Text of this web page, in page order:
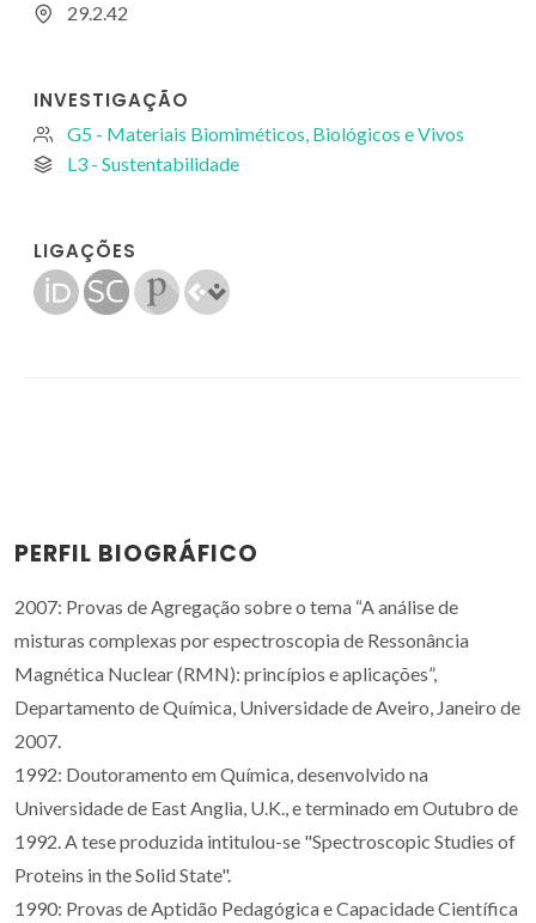
29.2.42
INVESTIGAÇÃO
G5 - Materiais Biomiméticos, Biológicos e Vivos
L3 - Sustentabilidade
LIGAÇÕES
PERFIL BIOGRÁFICO
2007: Provas de Agregação sobre o tema “A análise de
misturas complexas por espectroscopia de Ressonância
Magnética Nuclear (RMN): princípios e aplicações”,
Departamento de Química, Universidade de Aveiro, Janeiro de
2007.
1992: Doutoramento em Química, desenvolvido na
Universidade de East Anglia, U.K., e terminado em Outubro de
1992. A tese produzida intitulou-se "Spectroscopic Studies of
Proteins in the Solid State".
1990: Provas de Aptidão Pedagógica e Capacidade Científica